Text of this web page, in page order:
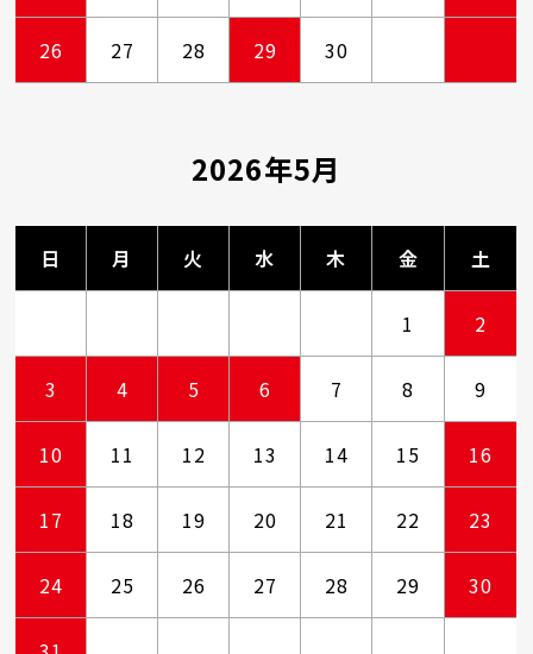
26 27 28 29 30
2026年5月
日 月 火 水 木 金 土
1 2
3 4 5 6 7 8 9
10 11 12 13 14 15 16
17 18 19 20 21 22 23
24 25 26 27 28 29 30